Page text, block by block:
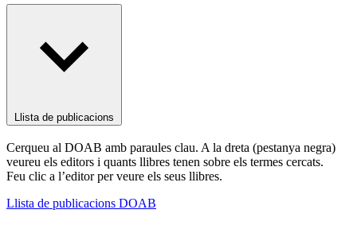
Llista de publicacions
Cerqueu al DOAB amb paraules clau. A la dreta (pestanya negra)
veureu els editors i quants llibres tenen sobre els termes cercats.
Feu clic a l’editor per veure els seus llibres.
Llista de publicacions DOAB